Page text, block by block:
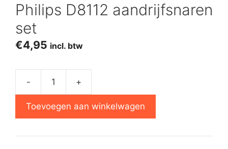
Philips D8112 aandrijfsnaren
set
€4,95 incl. btw
-
aandrijfsnaren
aantal
+
Toevoegen aan winkelwagen